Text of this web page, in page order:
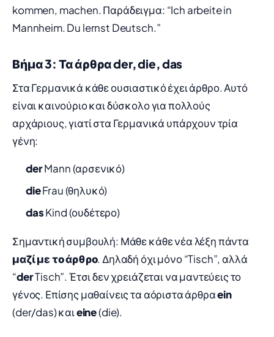
kommen, machen. Παράδειγμα: “Ich arbeite in
Mannheim. Du lernst Deutsch.”
Βήμα 3: Τα άρθρα der, die, das
Στα Γερμανικά κάθε ουσιαστικό έχει άρθρο. Αυτό
είναι καινούριο και δύσκολο για πολλούς
αρχάριους, γιατί στα Γερμανικά υπάρχουν τρία
γένη:
derMann (αρσενικό)
dieFrau (θηλυκό)
dasKind (ουδέτερο)
Σημαντική συμβουλή: Μάθε κάθε νέα λέξη πάντα
μαζί με το άρθρο. Δηλαδή όχι μόνο “Tisch”, αλλά
“derTisch”. Έτσι δεν χρειάζεται να μαντεύεις το
γένος. Επίσης μαθαίνεις τα αόριστα άρθραein
(der/das) καιeine(die).